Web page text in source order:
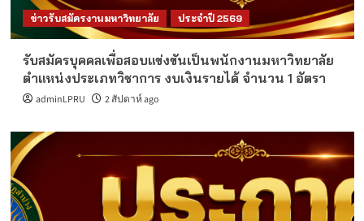
ข่าวรับสมัครงานมหาวิทยาลัย ประจำปี 2569
รับสมัครบุคคลเพื่อสอบแข่งขันเป็นพนักงานมหาวิทยาลัย
ตำแหน่งประเภทวิชาการ งบเงินรายได้ จำนวน 1 อัตรา
adminLPRU 2 สัปดาห์ ago